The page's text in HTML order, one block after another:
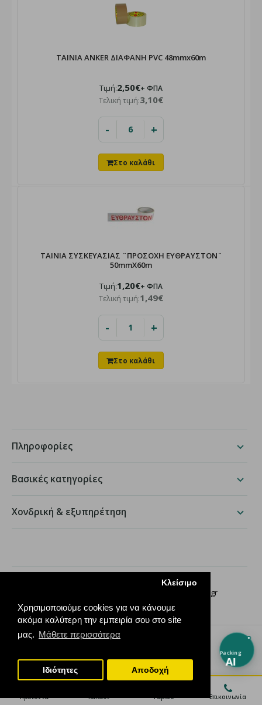
Χρησιμοποιούμε cookies για να κάνουμε
ακόμα καλύτερη την εμπειρία σου στο site
μας. Μάθετε περισσότερα
Κλείσιμο
Ιδιότητες Αποδοχή
ΤΑΙΝΙΑ ANKER ΔΙΑΦΑΝΗ PVC 48mmx60m
Τιμή:2,50€+ ΦΠΑ
Τελική τιμή:3,10€
- +
ΤΑΙΝΙΑ ΣΥΣΚΕΥΑΣΙΑΣ ¨ΠΡΟΣΟΧΗ ΕΥΘΡΑΥΣΤΟΝ¨
50mmX60m
Τιμή:1,20€+ ΦΠΑ
Τελική τιμή:1,49€
- +
Πληροφορίες
Βασικές κατηγορίες
Χονδρική & εξυπηρέτηση
info@packing.gr
Προϊόντα Καλάθι Ταμείο Επικοινωνία
Packing
AI